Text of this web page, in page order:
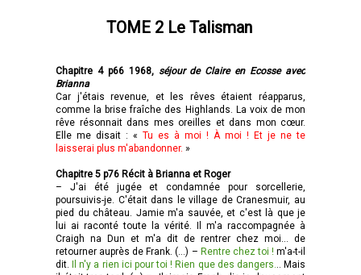
TOME 2 Le Talisman
Chapitre 4 p66 1968, séjour de Claire en Ecosse avec
Brianna
Car j'étais revenue, et les rêves étaient réapparus,
comme la brise fraîche des Highlands. La voix de mon
rêve résonnait dans mes oreilles et dans mon cœur.
Elle me disait : « Tu es à moi ! À moi ! Et je ne te
laisserai plus m'abandonner. »
Chapitre 5 p76 Récit à Brianna et Roger
– J'ai été jugée et condamnée pour sorcellerie,
poursuivis-je. C'était dans le village de Cranesmuir, au
pied du château. Jamie m'a sauvée, et c'est là que je
lui ai raconté toute la vérité. Il m'a raccompagnée à
Craigh na Dun et m'a dit de rentrer chez moi... de
retourner auprès de Frank. (…) – Rentre chez toi !m'a-t-il
dit.Il n'y a rien ici pour toi ! Rien que des dangers... Mais